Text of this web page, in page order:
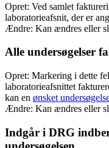
Opret: Ved samlet
laboratorieafsnit, der er
Ændre: Kan ændres eller
Alle undersøgelser
Opret: Markering i dette
laboratorieafsnittet
kan en ønsket
Ændre: Kan ændres eller
Indgår i DRG